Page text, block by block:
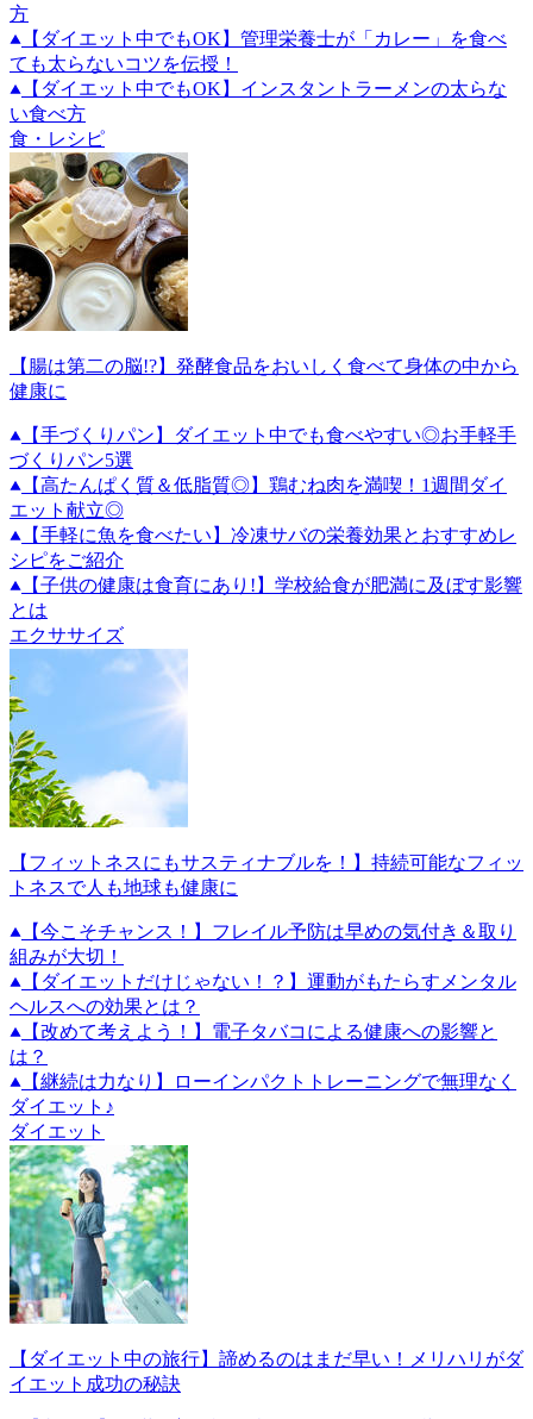
方
【ダイエット中でもOK】管理栄養士が「カレー」を食べ
ても太らないコツを伝授！
【ダイエット中でもOK】インスタントラーメンの太らな
い食べ方
食・レシピ
【腸は第二の脳!?】発酵食品をおいしく食べて身体の中から
健康に
【手づくりパン】ダイエット中でも食べやすい◎お手軽手
づくりパン5選
【高たんぱく質＆低脂質◎】鶏むね肉を満喫！1週間ダイ
エット献立◎
【手軽に魚を食べたい】冷凍サバの栄養効果とおすすめレ
シピをご紹介
【子供の健康は食育にあり!】学校給食が肥満に及ぼす影響
とは
エクササイズ
【フィットネスにもサスティナブルを！】持続可能なフィッ
トネスで人も地球も健康に
【今こそチャンス！】フレイル予防は早めの気付き＆取り
組みが大切！
【ダイエットだけじゃない！？】運動がもたらすメンタル
ヘルスへの効果とは？
【改めて考えよう！】電子タバコによる健康への影響と
は？
【継続は力なり】ローインパクトトレーニングで無理なく
ダイエット♪
ダイエット
【ダイエット中の旅行】諦めるのはまだ早い！メリハリがダ
イエット成功の秘訣